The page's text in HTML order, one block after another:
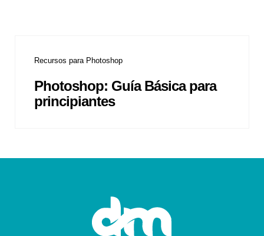
Recursos para Photoshop
Photoshop: Guía Básica para
principiantes